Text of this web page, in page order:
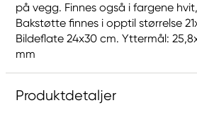
på vegg. Finnes også i fargene
Bakstøtte finnes i opptil størrelse
Bildeflate 24x30 cm. Yttermål:
mm
Produktdetaljer